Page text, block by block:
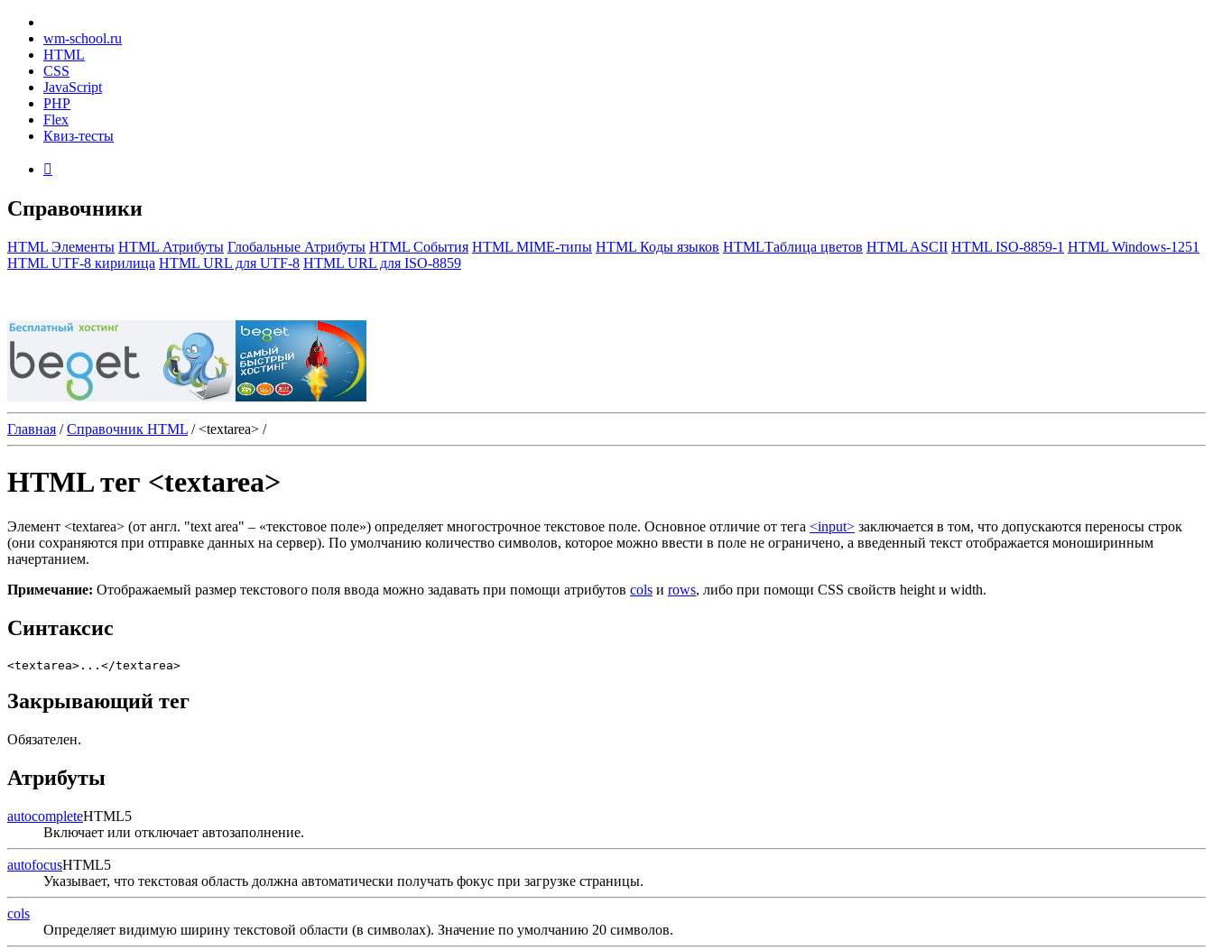
wm-school.ru
HTML
CSS
JavaScript
PHP
Flex
Квиз-тесты

Справочники
HTML Элементы HTML Атрибуты Глобальные Атрибуты HTML События HTML MIME-типы HTML Коды языков HTMLТаблица цветов HTML ASCII HTML ISO-8859-1 HTML Windows-1251
HTML UTF-8 кирилица HTML URL для UTF-8 HTML URL для ISO-8859
Главная / Справочник HTML / <textarea> /
HTML тег <textarea>
Элемент <textarea> (от англ. "text area" ‒ «текстовое поле») определяет многострочное текстовое поле. Основное отличие от тега <input> заключается в том, что допускаются переносы строк
(они сохраняются при отправке данных на сервер). По умолчанию количество символов, которое можно ввести в поле не ограничено, а введенный текст отображается моноширинным
начертанием.
Примечание: Отображаемый размер текстового поля ввода можно задавать при помощи атрибутов cols и rows, либо при помощи CSS свойств height и width.
Синтаксис
<textarea>...</textarea>
Закрывающий тег
Обязателен.
Атрибуты
autocompleteHTML5
Включает или отключает автозаполнение.
autofocusHTML5
Указывает, что текстовая область должна автоматически получать фокус при загрузке страницы.
cols
Определяет видимую ширину текстовой области (в символах). Значение по умолчанию 20 символов.